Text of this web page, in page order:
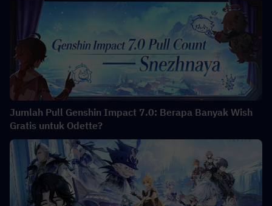
Jumlah Pull Genshin Impact 7.0: Berapa Banyak Wish
Gratis untuk Odette?